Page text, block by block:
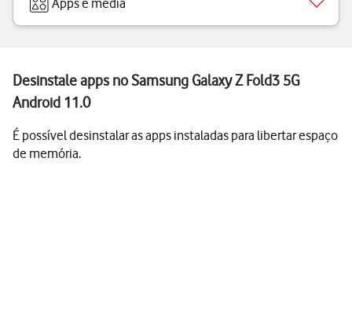
Apps e media
Desinstale apps no Samsung Galaxy Z Fold3 5G
Android 11.0
É possível desinstalar as apps instaladas para libertar espaço
de memória.